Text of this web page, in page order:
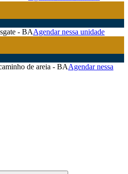
- BAAgendar nessa unidade
de areia - BAAgendar nessa